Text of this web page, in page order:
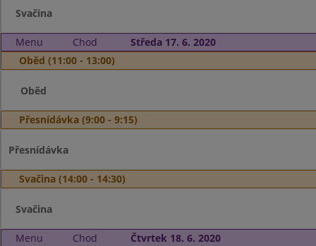
Svačina
Menu Chod
Středa 17. 6. 2020
Oběd (11:00 - 13:00)
Oběd
Přesnídávka (9:00 - 9:15)
Přesnídávka
Svačina (14:00 - 14:30)
Svačina
Menu Chod
Čtvrtek 18. 6. 2020